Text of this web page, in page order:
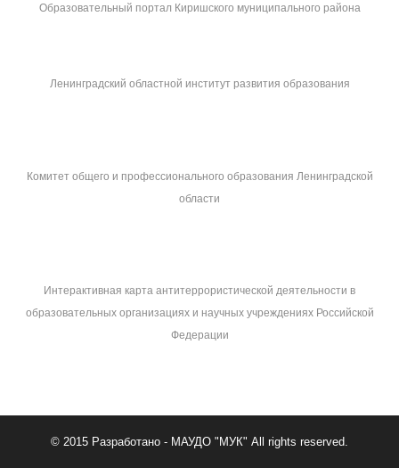
Образовательный портал Киришского муниципального района
Ленинградский областной институт развития образования
Комитет общего и профессионального образования Ленинградской
области
Интерактивная карта антитеррористической деятельности в
образовательных организациях и научных учреждениях Российской
Федерации
© 2015 Разработано - МАУДО "МУК" All rights reserved.